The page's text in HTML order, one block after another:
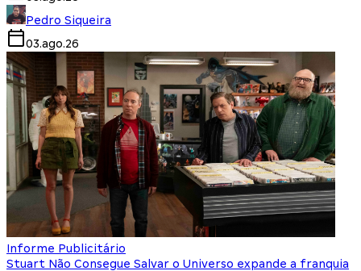
Pedro Siqueira
03.ago.26
Informe Publicitário
Stuart Não Consegue Salvar o Universo expande a franquia